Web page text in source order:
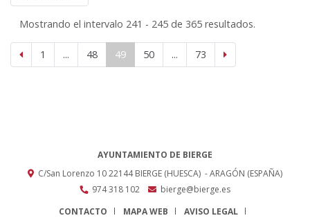
Mostrando el intervalo 241 - 245 de 365 resultados.
1 ... 48 49 50 ... 73
AYUNTAMIENTO DE BIERGE
C/San Lorenzo 1022144 BIERGE (HUESCA) - ARAGÓN (ESPAÑA)
974 318 102
bierge@bierge.es
CONTACTO
MAPA WEB
AVISO LEGAL